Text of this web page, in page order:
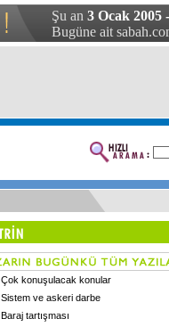
Şu an 3 Ocak 2005
Bugüne ait
Çok konuşulacak konular
Sistem ve askeri darbe
Baraj tartışması